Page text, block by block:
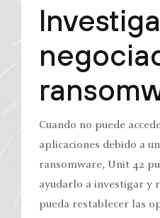
Cuando no puede
aplicaciones debido a
ransomware, Unit 42
ayudarlo a investigar y
pueda restablecer las